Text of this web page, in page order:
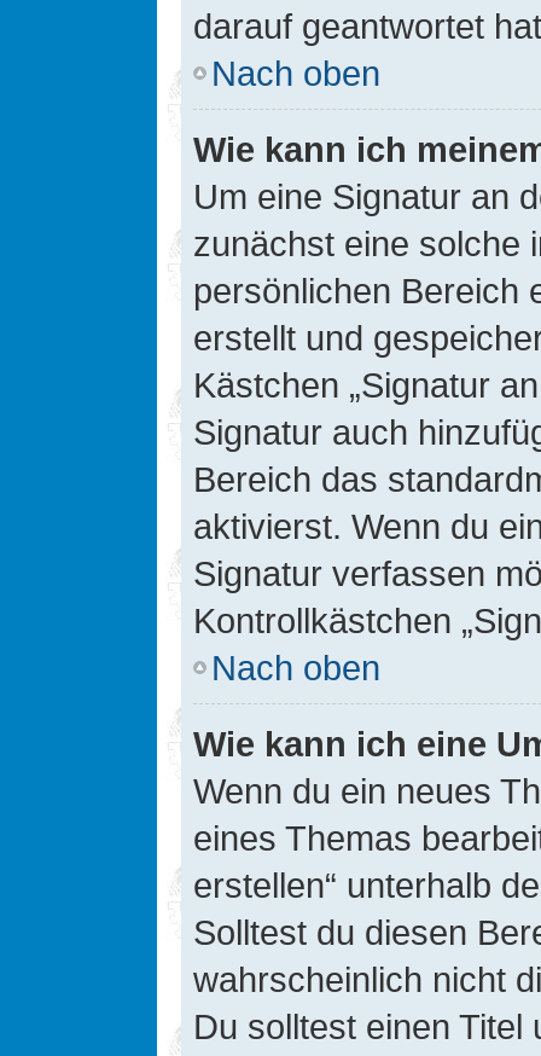
darauf geantwortet
Nach oben
Wie kann ich
Um eine Signatur an
zunächst eine solche
persönlichen Bereich
erstellt und
Kästchen „Signatur
Signatur auch
Bereich das
aktivierst. Wenn du
Signatur verfassen
Kontrollkästchen
Nach oben
Wie kann ich eine
Wenn du ein neues
eines Themas
erstellen“ unterhalb
Solltest du diesen
wahrscheinlich nicht
Du solltest einen